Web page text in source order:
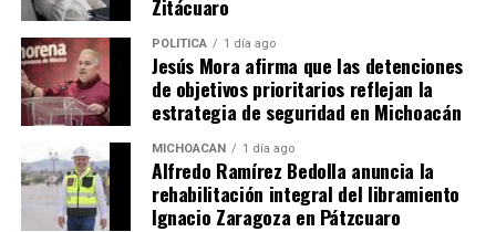
Giulianna Bugarini Destaca
Avances Legislativos en
Michoacán por el Día de la
Eliminación de la Violencia
contra las Mujeres
Zitácuaro
POLÍTICA 1 día ago
Jesús Mora afirma que las detenciones
de objetivos prioritarios reflejan la
estrategia de seguridad en Michoacán
MICHOACÁN 1 día ago
Alfredo Ramírez Bedolla anuncia la
rehabilitación integral del libramiento
Ignacio Zaragoza en Pátzcuaro